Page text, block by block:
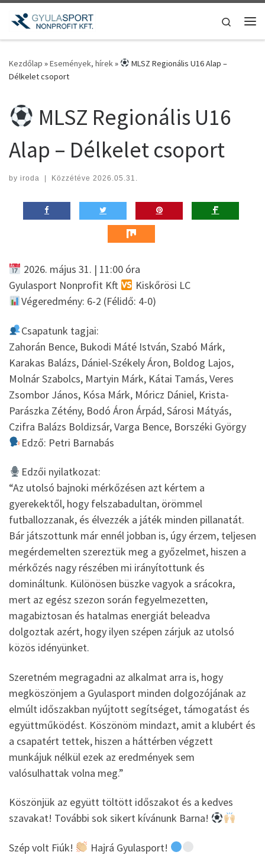
Teljes tartalom megjelenítése
Search
Kezdőlap »Események, hírek»
MLSZ Regionális U16 Alap –
Délkelet csoport
MLSZ Regionális U16
Alap – Délkelet csoport
by iroda | Közzétéve 2026.05.31.
2026. május 31. | 11:00 óra
Gyulasport Nonprofit Kft
Kiskőrösi LC
Végeredmény: 6-2 (Félidő: 4-0)
Csapatunk tagjai:
Zahorán Bence, Bukodi Máté István, Szabó Márk,
Karakas Balázs, Dániel-Székely Áron, Boldog Lajos,
Molnár Szabolcs, Martyin Márk, Kátai Tamás, Veres
Zsombor János, Kósa Márk, Móricz Dániel, Krista-
Parászka Zétény, Bodó Áron Árpád, Sárosi Mátyás,
Czifra Balázs Boldizsár, Varga Bence, Borszéki György
Edző: Petri Barnabás
Edzői nyilatkozat:
“Az utolsó bajnoki mérkőzésen azt kértem a
gyerekektől, hogy felszabadultan, örömmel
futballozzanak, és élvezzék a játék minden pillanatát.
Bár játszottunk már ennél jobban is, úgy érzem, teljesen
megérdemelten szereztük meg a győzelmet, hiszen a
mérkőzés nagy részében mi irányítottunk és
domináltunk. Különösen büszke vagyok a srácokra,
mert az egész szezon során fegyelmezetten,
magabiztosan és hatalmas energiát beleadva
dolgoztak azért, hogy ilyen szépen zárjuk az utolsó
közös idényünket.
Szeretném megragadni az alkalmat arra is, hogy
megköszönjem a Gyulasport minden dolgozójának az
elmúlt időszakban nyújtott segítséget, támogatást és
együttműködést. Köszönöm mindazt, amit a klubért és
a csapatért tettek, hiszen a háttérben végzett
munkájuk nélkül ezek az eredmények sem
valósulhattak volna meg.”
Köszönjük az együtt töltött időszakot és a kedves
szavakat! További sok sikert kívánunk Barna!
Szép volt Fiúk! Hajrá Gyulasport!